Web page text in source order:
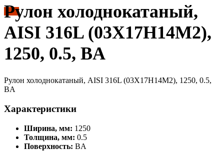
Рулон холоднокатаный,
AISI 316L (03Х17Н14М2),
1250, 0.5, BA
Рулон холоднокатаный, AISI 316L (03Х17Н14М2), 1250, 0.5,
BA
Характеристики
Ширина, мм: 1250
Толщина, мм: 0.5
Поверхность: BA